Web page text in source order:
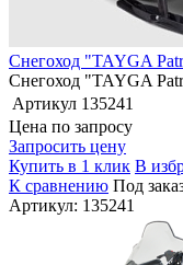
Снегоход "TAYGA
Снегоход "TAYGA
Артикул 135241
Цена по запросу
Запросить цену
Купить в 1 клик В
К сравнению Под
Артикул: 135241